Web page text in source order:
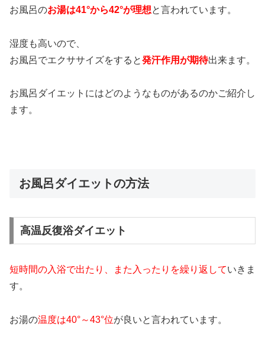
お風呂のお湯は41°から42°が理想と言われています。
湿度も高いので、
お風呂でエクササイズをすると発汗作用が期待出来ます。
お風呂ダイエットにはどのようなものがあるのかご紹介し
ます。
お風呂ダイエットの方法
高温反復浴ダイエット
短時間の入浴で出たり、また入ったりを繰り返していきま
す。
お湯の温度は40°～43°位が良いと言われています。